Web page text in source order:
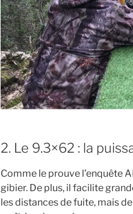
2. Le 9.3×62 : la
Comme le prouve l’enquête
gibier. De plus, il facilite
les distances de fuite, mais